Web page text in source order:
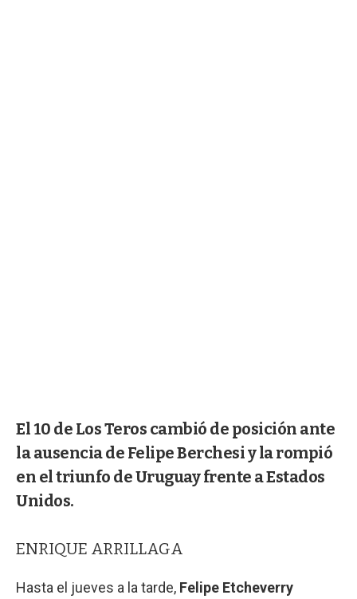
El 10 de Los Teros cambió de posición ante
la ausencia de Felipe Berchesi y la rompió
en el triunfo de Uruguay frente a Estados
Unidos.
ENRIQUE ARRILLAGA
Hasta el jueves a la tarde, Felipe Etcheverry